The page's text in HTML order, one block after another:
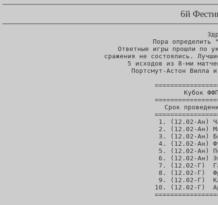
6й
Пора определить
Ответные игры прошли по
сражения не состоялись.
5 исходов из 8-ми
Портсмут-Астон Вилла
Кубок
Срок
1. (12.02-Ан)
2. (12.02-Ан)
3. (12.02-Ан)
4. (12.02-Ан)
5. (12.02-Ан)
6. (12.02-Ан)
7. (12.02-Г)
8. (12.02-Г)
9. (12.02-Г)
10. (12.02-Г)